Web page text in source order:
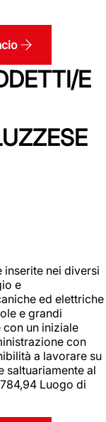
E
inserite nei diversi
e
ed elettriche
e grandi
un iniziale
con
a lavorare su
saltuariamente al
Luogo di